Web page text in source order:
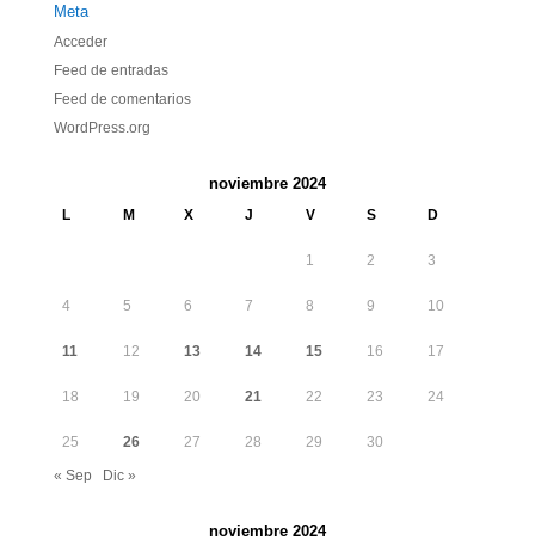
Meta
Acceder
Feed de entradas
Feed de comentarios
WordPress.org
noviembre 2024
L M X J V S D
1 2 3
4 5 6 7 8 9 10
11 12 13 14 15 16 17
18 19 20 21 22 23 24
25 26 27 28 29
30
« Sep
Dic »
noviembre 2024